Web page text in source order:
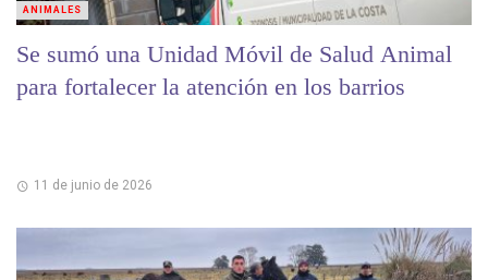
Se sumó una Unidad Móvil de Salud Animal
para fortalecer la atención en los barrios
11 de junio de 2026
ANIMALES